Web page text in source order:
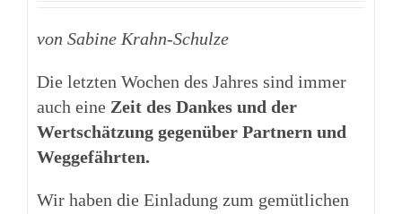
von Sabine Krahn-Schulze
Die letzten Wochen des Jahres sind immer
auch eine Zeit des Dankes und der
Wertschätzung gegenüber Partnern und
Weggefährten.
Wir haben die Einladung zum gemütlichen